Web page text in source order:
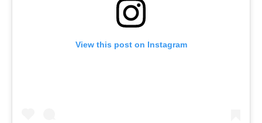
View this post on Instagram